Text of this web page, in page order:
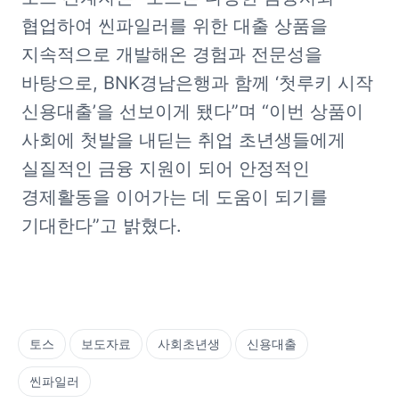
협업하여 씬파일러를 위한 대출 상품을
지속적으로 개발해온 경험과 전문성을
바탕으로, BNK경남은행과 함께 ‘첫루키 시작
신용대출’을 선보이게 됐다”며 “이번 상품이
사회에 첫발을 내딛는 취업 초년생들에게
실질적인 금융 지원이 되어 안정적인
경제활동을 이어가는 데 도움이 되기를
기대한다”고 밝혔다.
토스 보도자료 사회초년생 신용대출
씬파일러